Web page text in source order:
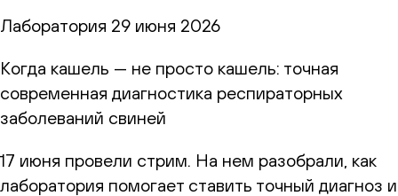
Лаборатория 29 июня 2026
Когда кашель — не просто кашель: точная
современная диагностика респираторных
заболеваний свиней
17 июня провели стрим. На нем разобрали, как
лаборатория помогает ставить точный диагноз и